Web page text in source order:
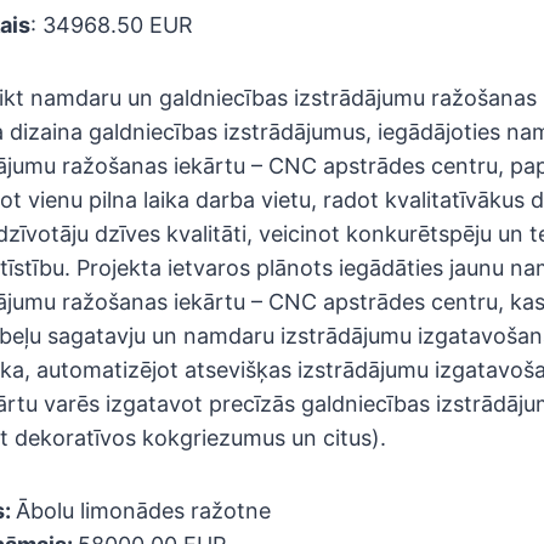
: 34968.50 EUR
namdaru un galdniecības izstrādājumu
galdniecības izstrādājumus, iegādājoties
ražošanas iekārtu – CNC apstrādes centru,
vienu pilna laika darba vietu, radot kvalitatīvākus
dzīves kvalitāti, veicinot konkurētspēju un
Projekta ietvaros plānots iegādāties jaunu
ražošanas iekārtu – CNC apstrādes centru,
sagatavju un namdaru izstrādājumu
automatizējot atsevišķas izstrādājumu
varēs izgatavot precīzās galdniecības
dekoratīvos kokgriezumus un citus).
Ābolu limonādes ražotne